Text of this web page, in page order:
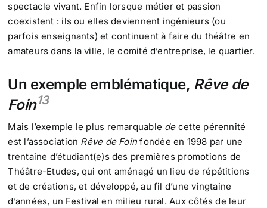
spectacle vivant. Enfin lorsque métier et passion
coexistent : ils ou elles deviennent ingénieurs (ou
parfois enseignants) et continuent à faire du théâtre en
amateurs dans la ville, le comité d’entreprise, le quartier.
Un exemple emblématique, Rêve de
Foin13
Mais l’exemple le plus remarquable de cette pérennité
est l’association Rêve de Foinfondée en 1998 par une
trentaine d’étudiant(e)s des premières promotions de
Théâtre-Etudes, qui ont aménagé un lieu de répétitions
et de créations, et développé, au fil d’une vingtaine
d’années, un Festival en milieu rural. Aux côtés de leur